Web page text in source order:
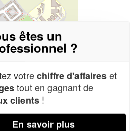
êtes un
?
votrechiffre d'affaireset
tout en gagnant de
clients !
En savoir plus